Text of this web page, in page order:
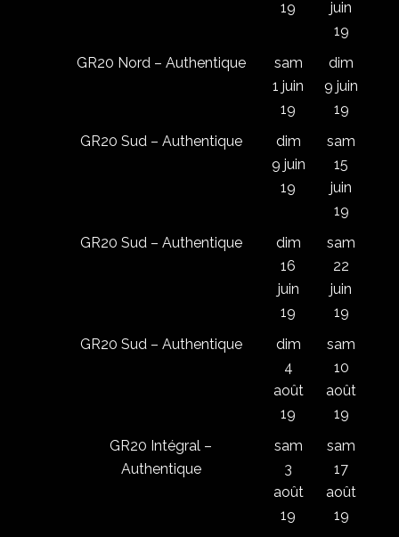
19
juin
19
GR20 Nord – Authentique
sam
1 juin
19
dim
9 juin
19
GR20 Sud – Authentique
dim
9 juin
19
sam
15
juin
19
GR20 Sud – Authentique
dim
16
juin
19
sam
22
juin
19
GR20 Sud – Authentique
dim
4
août
19
sam
10
août
19
GR20 Intégral –
Authentique
sam
3
août
19
sam
17
août
19